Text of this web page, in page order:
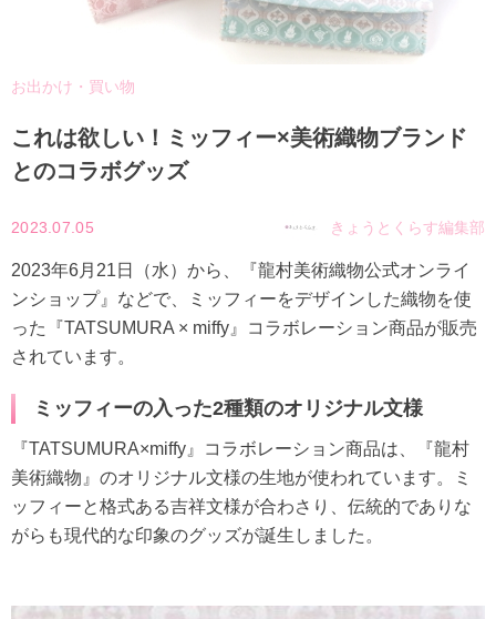
お出かけ・買い物
これは欲しい！ミッフィー×美術織物ブランド
とのコラボグッズ
2023.07.05 きょうとくらす編集部
2023年6月21日（水）から、『龍村美術織物公式オンライ
ンショップ』などで、ミッフィーをデザインした織物を使
った『TATSUMURA × miffy』コラボレーション商品が販売
されています。
ミッフィーの入った2種類のオリジナル文様
『TATSUMURA×miffy』コラボレーション商品は、『龍村
美術織物』のオリジナル文様の生地が使われています。ミ
ッフィーと格式ある吉祥文様が合わさり、伝統的でありな
がらも現代的な印象のグッズが誕生しました。